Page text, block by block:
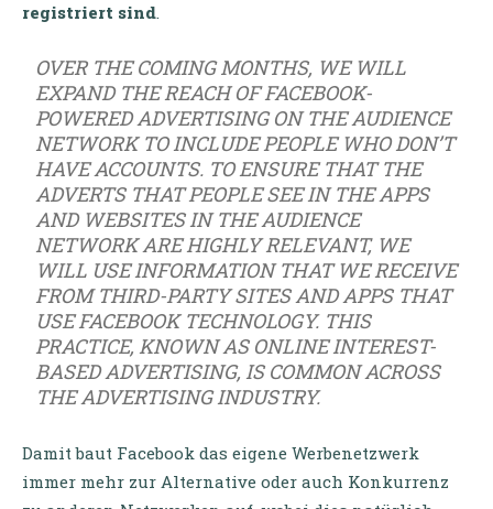
registriert sind.
OVER THE COMING MONTHS, WE WILL
EXPAND THE REACH OF FACEBOOK-
POWERED ADVERTISING ON THE AUDIENCE
NETWORK TO INCLUDE PEOPLE WHO DON’T
HAVE ACCOUNTS. TO ENSURE THAT THE
ADVERTS THAT PEOPLE SEE IN THE APPS
AND WEBSITES IN THE AUDIENCE
NETWORK ARE HIGHLY RELEVANT, WE
WILL USE INFORMATION THAT WE RECEIVE
FROM THIRD-PARTY SITES AND APPS THAT
USE FACEBOOK TECHNOLOGY. THIS
PRACTICE, KNOWN AS ONLINE INTEREST-
BASED ADVERTISING, IS COMMON ACROSS
THE ADVERTISING INDUSTRY.
Damit baut Facebook das eigene Werbenetzwerk
immer mehr zur Alternative oder auch Konkurrenz